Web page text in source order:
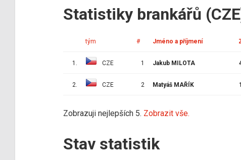
Statistiky brankářů
tým # Jméno a příjmení
1. CZE 1 Jakub MILOTA
2. CZE 2 Matyáš MAŘÍK 1
Zobrazuji nejlepších 5. Zobrazit vše.
Stav statistik